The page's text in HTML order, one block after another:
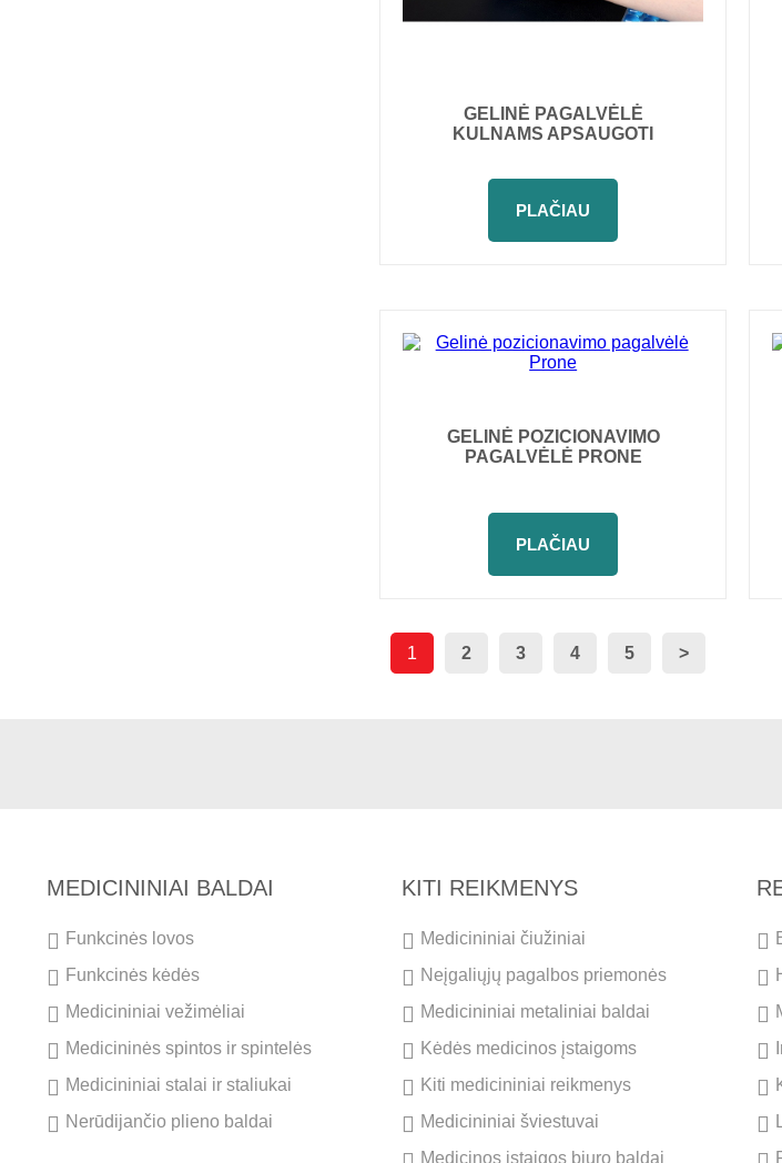
GELINĖ PAGALVĖLĖ
KULNAMS APSAUGOTI
PLAČIAU
GELINĖ POZICIONAVIMO
PAGALVĖLĖ PRONE
PLAČIAU
1 2 3 4 5 >
MEDICININIAI BALDAI
Funkcinės lovos
Funkcinės kėdės
Medicininiai vežimėliai
Medicininės spintos ir spintelės
Medicininiai stalai ir staliukai
Nerūdijančio plieno baldai
KITI REIKMENYS
Medicininiai čiužiniai
Neįgaliųjų pagalbos priemonės
Medicininiai metaliniai baldai
Kėdės medicinos įstaigoms
Kiti medicininiai reikmenys
Medicininiai šviestuvai
Medicinos įstaigos biuro baldai